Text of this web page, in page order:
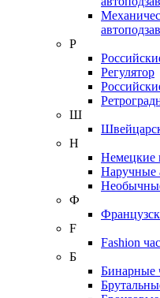
Р
Регулятор
Ш
Н
Немецкие
Наручные
Ф
F
Fashion
Б
Бинарные